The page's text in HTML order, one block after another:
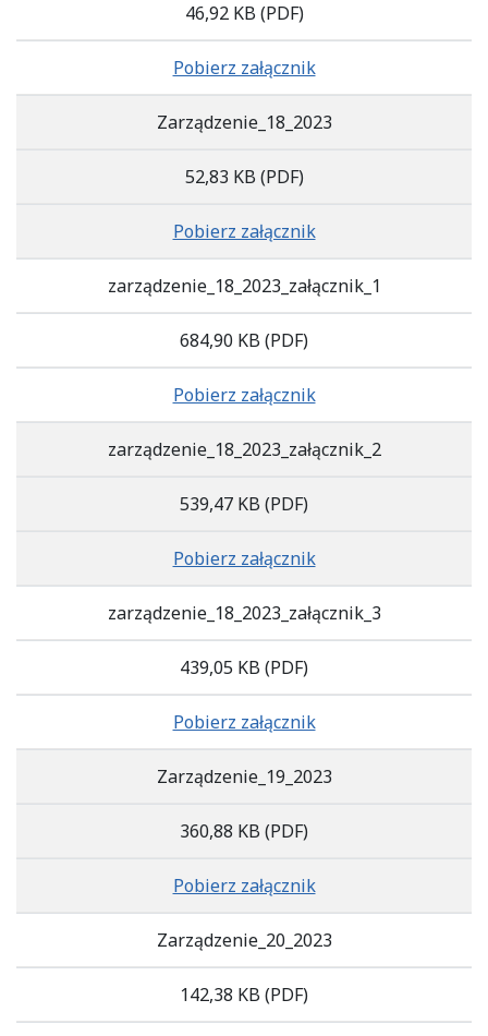
46,92 KB (PDF)
Pobierz załącznik
Zarządzenie_18_2023
52,83 KB (PDF)
Pobierz załącznik
zarządzenie_18_2023_załącznik_1
684,90 KB (PDF)
Pobierz załącznik
zarządzenie_18_2023_załącznik_2
539,47 KB (PDF)
Pobierz załącznik
zarządzenie_18_2023_załącznik_3
439,05 KB (PDF)
Pobierz załącznik
Zarządzenie_19_2023
360,88 KB (PDF)
Pobierz załącznik
Zarządzenie_20_2023
142,38 KB (PDF)